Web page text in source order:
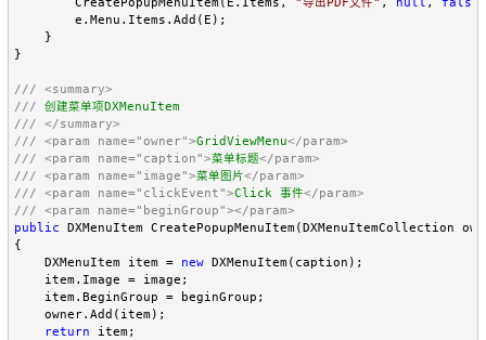
        CreatePopupMenuItem(E.Items,
"导出PDF文件" , null , false
        e.Menu.Items.Add(E);
    }
}
///
<summary>
///
///
</summary>
///
<param name="owner">GridViewMenu</param>
///
<param name="caption">菜单标题</param>
///
<param name="image">菜单图片</param>
///
<param name="clickEvent">Click 事件</param>
///
<param name="beginGroup"></param>
public DXMenuItem CreatePopupMenuItem(DXMenuItemCollection
{
    DXMenuItem item =
new DXMenuItem(caption);
    item.Image = image;
    item.BeginGroup = beginGroup;
    owner.Add(item);
return item;